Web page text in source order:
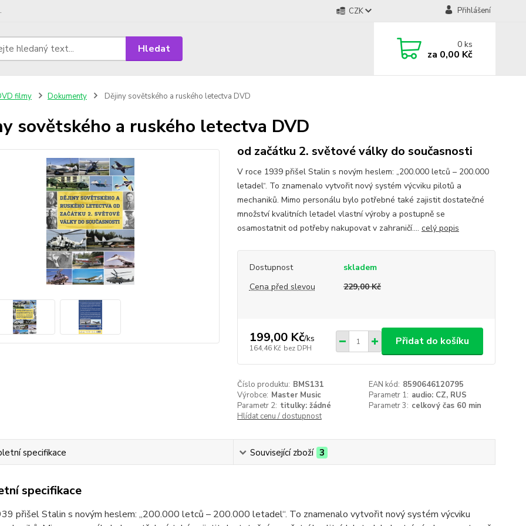
CZK Přihlášení
Hledat 0ks
za 0,00 Kč
filmy Dokumenty Dějiny sovětského a ruského letectva DVD
sovětského a ruského letectva DVD
od začátku 2. světové války do současnosti
V roce 1939 přišel Stalin s novým heslem: „200.000 letců – 200.000
letadel“. To znamenalo vytvořit nový systém výcviku pilotů a
mechaniků. Mimo personálu bylo potřebné také zajistit dostatečné
množství kvalitních letadel vlastní výroby a postupně se
osamostatnit od potřeby nakupovat v zahraničí.... celý popis
Dostupnost
skladem
Cena před slevou
229,00 Kč
199,00 Kč/ks
164,46 Kč bez DPH
Přidat do košíku
Číslo produktu: BMS131 EAN kód: 8590646120795
Výrobce: Master Music Parametr 1: audio: CZ, RUS
Parametr 2: titulky: žádné Parametr 3: celkový čas 60 min
Hlídat cenu / dostupnost
specifikace Související zboží 3
specifikace
přišel Stalin s novým heslem: „200.000 letců – 200.000 letadel“. To znamenalo vytvořit nový systém výcviku